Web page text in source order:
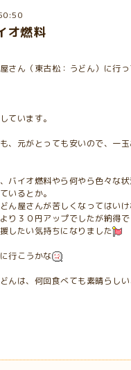
オ燃料
さん（東古松：うどん）に行
ています。
、元がとっても安いので、一
バイオ燃料やら何やら色々な
いるとか。
ん屋さんが苦しくなってはい
り３０円アップでしたが納得で
したい気持ちになりました
行こうかな
んは、何回食べても素晴らし